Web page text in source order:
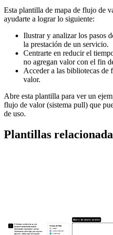
Esta plantilla de mapa de flujo de
ayudarte a lograr lo siguiente:
Ilustrar y analizar los pasos
la prestación de un servicio.
Centrarte en reducir el
no agregan valor con el fin
Acceder a las bibliotecas de
valor.
Abre esta plantilla para ver un
flujo de valor (sistema pull) que
de uso.
Plantillas